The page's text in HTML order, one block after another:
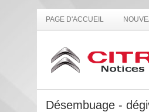
PAGE D'ACCUEIL
Désembuage -